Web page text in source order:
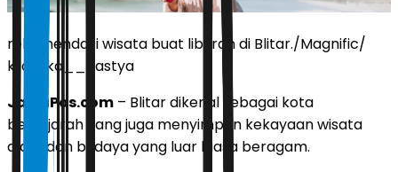
rekomendasi wisata buat liburan di Blitar./Magnific/
kroshka__nastya
JawaPos.com – Blitar dikenal sebagai kota
bersejarah yang juga menyimpan kekayaan wisata
alam dan budaya yang luar biasa beragam.